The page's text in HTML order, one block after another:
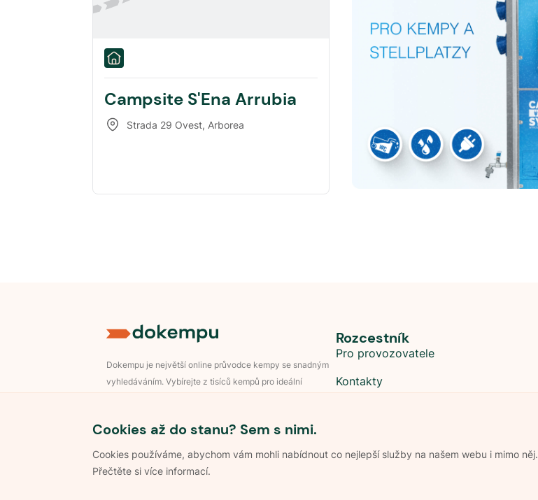
Campsite S'Ena Arrubia
Strada 29 Ovest, Arborea
Cookies až do stanu? Sem s nimi.
Cookies používáme, abychom vám mohli nabídnout co nejlepší služby na našem webu i mimo něj.
Přečtěte si více informací.
Dokempu je největší online průvodce kempy se snadným
vyhledáváním. Vybírejte z tisíců kempů pro ideální
Rozcestník
Pro provozovatele
Kontakty